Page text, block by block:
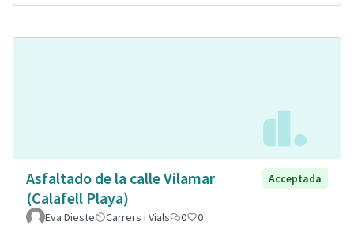
Asfaltado de la calle Vilamar
(Calafell Playa)
Acceptada
Eva Dieste Carrers i Vials 0 0